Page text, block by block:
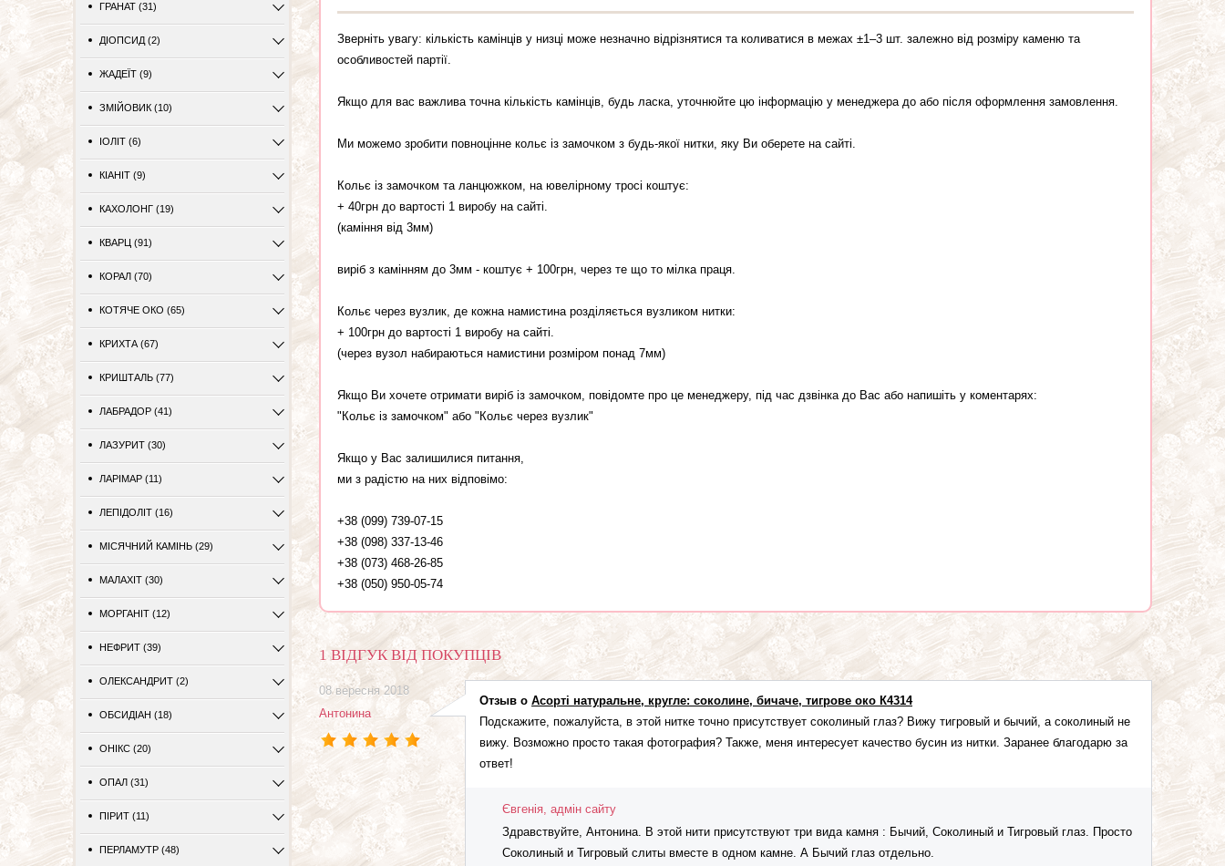
ГРАНАТ (31)
ДІОПСИД (2)
ЖАДЕЇТ (9)
ЗМІЙОВИК (10)
ІОЛІТ (6)
КІАНІТ (9)
КАХОЛОНГ (19)
КВАРЦ (91)
КОРАЛ (70)
КОТЯЧЕ ОКО (65)
КРИХТА (67)
КРИШТАЛЬ (77)
ЛАБРАДОР (41)
ЛАЗУРИТ (30)
ЛАРІМАР (11)
ЛЕПІДОЛІТ (16)
МІСЯЧНИЙ КАМІНЬ (29)
МАЛАХІТ (30)
МОРГАНІТ (12)
НЕФРИТ (39)
ОЛЕКСАНДРИТ (2)
ОБСИДІАН (18)
ОНІКС (20)
ОПАЛ (31)
ПІРИТ (11)
ПЕРЛАМУТР (48)
Зверніть увагу: кількість камінців у низці може незначно відрізнятися та коливатися в межах ±1–3 шт. залежно від розміру каменю та
особливостей партії.
Якщо для вас важлива точна кількість камінців, будь ласка, уточнюйте цю інформацію у менеджера до або після оформлення замовлення.
Ми можемо зробити повноцінне кольє із замочком з будь-якої нитки, яку Ви оберете на сайті.
Кольє із замочком та ланцюжком, на ювелірному тросі коштує:
+ 40грн до вартості 1 виробу на сайті.
(каміння від 3мм)
виріб з камінням до 3мм - коштує + 100грн, через те що то мілка праця.
Кольє через вузлик, де кожна намистина розділяється вузликом нитки:
+ 100грн до вартості 1 виробу на сайті.
(через вузол набираються намистини розміром понад 7мм)
Якщо Ви хочете отримати виріб із замочком, повідомте про це менеджеру, під час дзвінка до Вас або напишіть у коментарях:
"Кольє із замочком" або "Кольє через вузлик"
Якщо у Вас залишилися питання,
ми з радістю на них відповімо:
+38 (099) 739-07-15
+38 (098) 337-13-46
+38 (073) 468-26-85
+38 (050) 950-05-74
1 ВІДГУК ВІД ПОКУПЦІВ
08 вересня 2018
Антонина
Отзыв о Асорті натуральне, кругле: соколине, бичаче, тигрове око К4314
Подскажите, пожалуйста, в этой нитке точно присутствует соколиный глаз? Вижу тигровый и бычий, а соколиный не
вижу. Возможно просто такая фотография? Также, меня интересует качество бусин из нитки. Заранее благодарю за
ответ!
Євгенія, адмін сайту
Здравствуйте, Антонина. В этой нити присутствуют три вида камня : Бычий, Соколиный и Тигровый глаз. Просто
Соколиный и Тигровый слиты вместе в одном камне. А Бычий глаз отдельно.